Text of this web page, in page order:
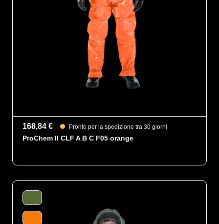
168,84 € Pronto per la spedizione tra 30 giorni
ProChem II CLF A B C F05 orange